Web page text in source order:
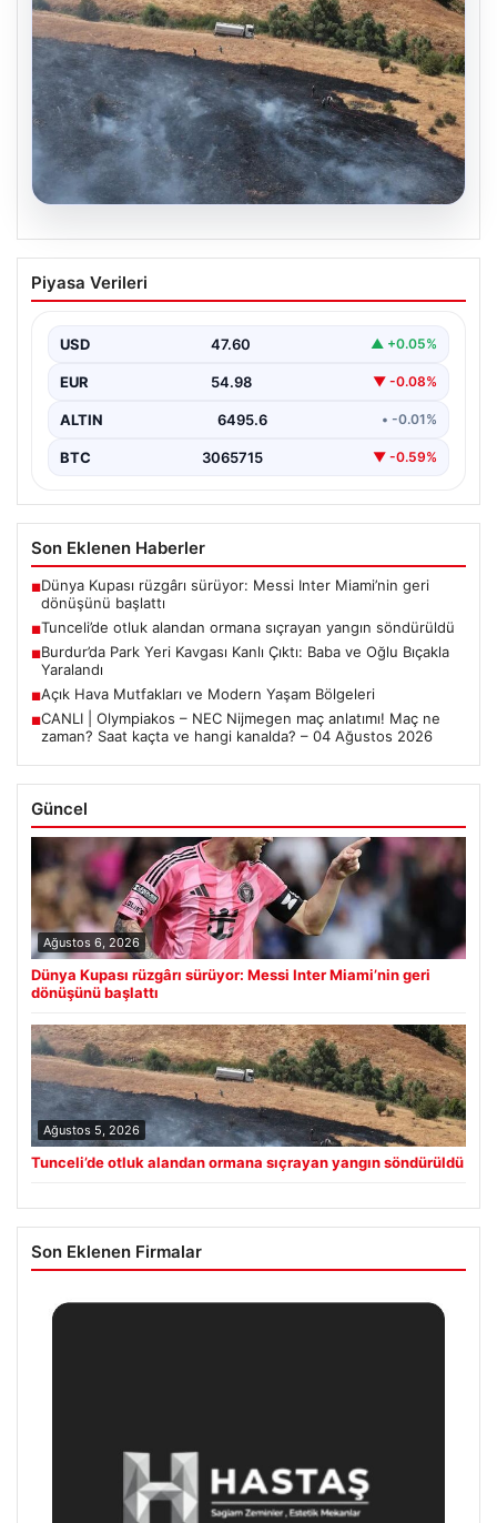
Tunceli’de otluk alandan ormana
sıçrayan yangın söndürüldü
Piyasa Verileri
USD 47.60 ▲ +0.05%
EUR 54.98 ▼ -0.08%
ALTIN 6495.6 • -0.01%
BTC 3065715 ▼ -0.59%
Son Eklenen Haberler
■Dünya Kupası rüzgârı sürüyor: Messi Inter Miami’nin geri
dönüşünü başlattı
■Tunceli’de otluk alandan ormana sıçrayan yangın söndürüldü
■Burdur’da Park Yeri Kavgası Kanlı Çıktı: Baba ve Oğlu Bıçakla
Yaralandı
■Açık Hava Mutfakları ve Modern Yaşam Bölgeleri
■CANLI | Olympiakos – NEC Nijmegen maç anlatımı! Maç ne
zaman? Saat kaçta ve hangi kanalda? – 04 Ağustos 2026
Güncel
Ağustos 6, 2026
Dünya Kupası rüzgârı sürüyor: Messi Inter Miami’nin geri
dönüşünü başlattı
Ağustos 5, 2026
Tunceli’de otluk alandan ormana sıçrayan yangın söndürüldü
Son Eklenen Firmalar